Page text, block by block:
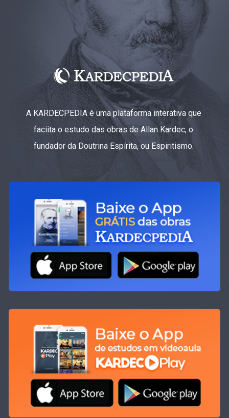
A KARDECPEDIA é uma plataforma interativa que
faciita o estudo das obras de Allan Kardec, o
fundador da Doutrina Espírita, ou Espiritismo.